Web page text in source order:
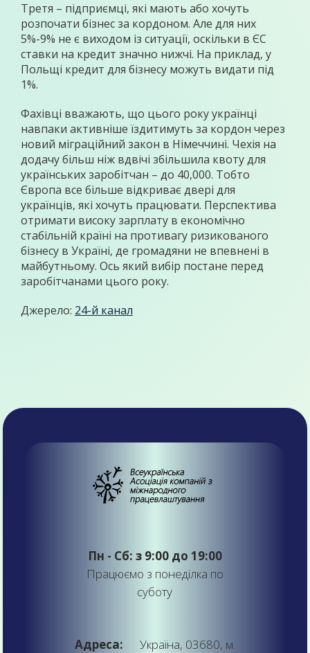
Третя – підприємці, які мають або хочуть
розпочати бізнес за кордоном. Але для них
5%-9% не є виходом із ситуації, оскільки в ЄС
ставки на кредит значно нижчі. На приклад, у
Польщі кредит для бізнесу можуть видати під
1%.
Фахівці вважають, що цього року українці
навпаки активніше їздитимуть за кордон через
новий міграційний закон в Німеччині. Чехія на
додачу більш ніж вдвічі збільшила квоту для
українських заробітчан – до 40,000. Тобто
Європа все більше відкриває двері для
українців, які хочуть працювати. Перспектива
отримати високу зарплату в економічно
стабільній країні на противагу ризикованого
бізнесу в Україні, де громадяни не впевнені в
майбутньому. Ось який вибір постане перед
заробітчанами цього року.
Джерело: 24-й канал
Пн - Сб: з 9:00 до 19:00
Працюємо з понеділка по
суботу
Адреса:
Україна, 03680, м.